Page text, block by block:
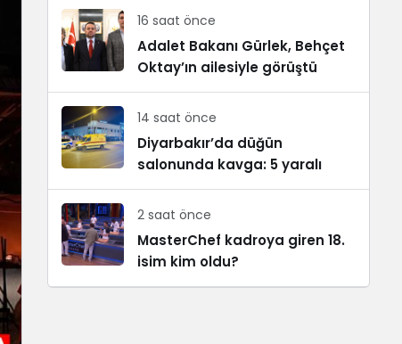
16 saat önce
Adalet Bakanı Gürlek, Behçet
Oktay’ın ailesiyle görüştü
14 saat önce
Diyarbakır’da düğün
salonunda kavga: 5 yaralı
2 saat önce
MasterChef kadroya giren 18.
isim kim oldu?